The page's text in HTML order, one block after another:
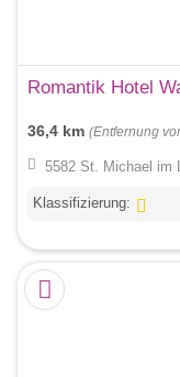
Romantik Hotel
36,4 km (Entfernung
5582 St. Michael im
Klassifizierung: